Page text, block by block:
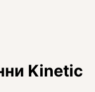
Kinetic